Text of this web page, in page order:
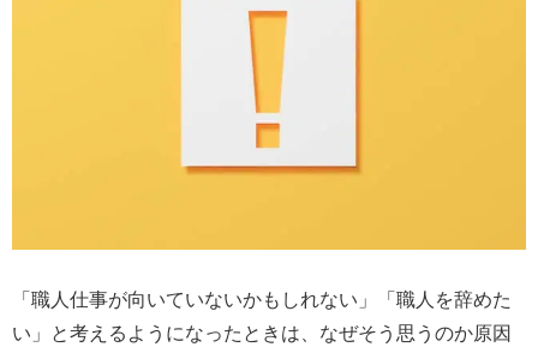
「職人仕事が向いていないかもしれない」「職人を辞めた
い」と考えるようになったときは、なぜそう思うのか原因